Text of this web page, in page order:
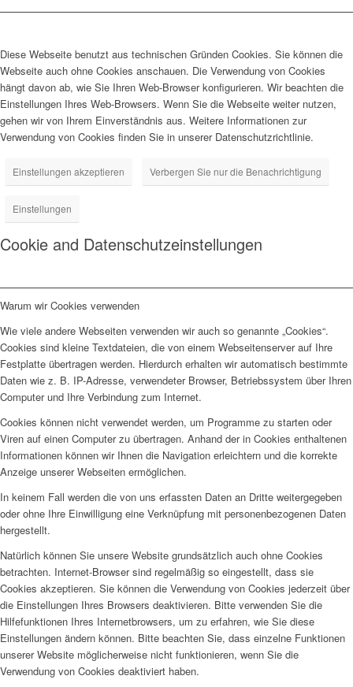
Diese Webseite benutzt aus technischen Gründen Cookies. Sie können die
Webseite auch ohne Cookies anschauen. Die Verwendung von Cookies
hängt davon ab, wie Sie Ihren Web-Browser konfigurieren. Wir beachten die
Einstellungen Ihres Web-Browsers. Wenn Sie die Webseite weiter nutzen,
gehen wir von Ihrem Einverständnis aus. Weitere Informationen zur
Verwendung von Cookies finden Sie in unserer Datenschutzrichtlinie.
Einstellungen akzeptieren Verbergen Sie nur die Benachrichtigung
Einstellungen
Cookie and Datenschutzeinstellungen
Warum wir Cookies verwenden
Wie viele andere Webseiten verwenden wir auch so genannte „Cookies“.
Cookies sind kleine Textdateien, die von einem Webseitenserver auf Ihre
Festplatte übertragen werden. Hierdurch erhalten wir automatisch bestimmte
Daten wie z. B. IP-Adresse, verwendeter Browser, Betriebssystem über Ihren
Computer und Ihre Verbindung zum Internet.
Cookies können nicht verwendet werden, um Programme zu starten oder
Viren auf einen Computer zu übertragen. Anhand der in Cookies enthaltenen
Informationen können wir Ihnen die Navigation erleichtern und die korrekte
Anzeige unserer Webseiten ermöglichen.
In keinem Fall werden die von uns erfassten Daten an Dritte weitergegeben
oder ohne Ihre Einwilligung eine Verknüpfung mit personenbezogenen Daten
hergestellt.
Natürlich können Sie unsere Website grundsätzlich auch ohne Cookies
betrachten. Internet-Browser sind regelmäßig so eingestellt, dass sie
Cookies akzeptieren. Sie können die Verwendung von Cookies jederzeit über
die Einstellungen Ihres Browsers deaktivieren. Bitte verwenden Sie die
Hilfefunktionen Ihres Internetbrowsers, um zu erfahren, wie Sie diese
Einstellungen ändern können. Bitte beachten Sie, dass einzelne Funktionen
unserer Website möglicherweise nicht funktionieren, wenn Sie die
Verwendung von Cookies deaktiviert haben.